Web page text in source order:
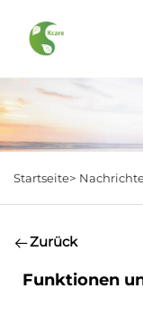
Startseite>
Zurück
Funktionen